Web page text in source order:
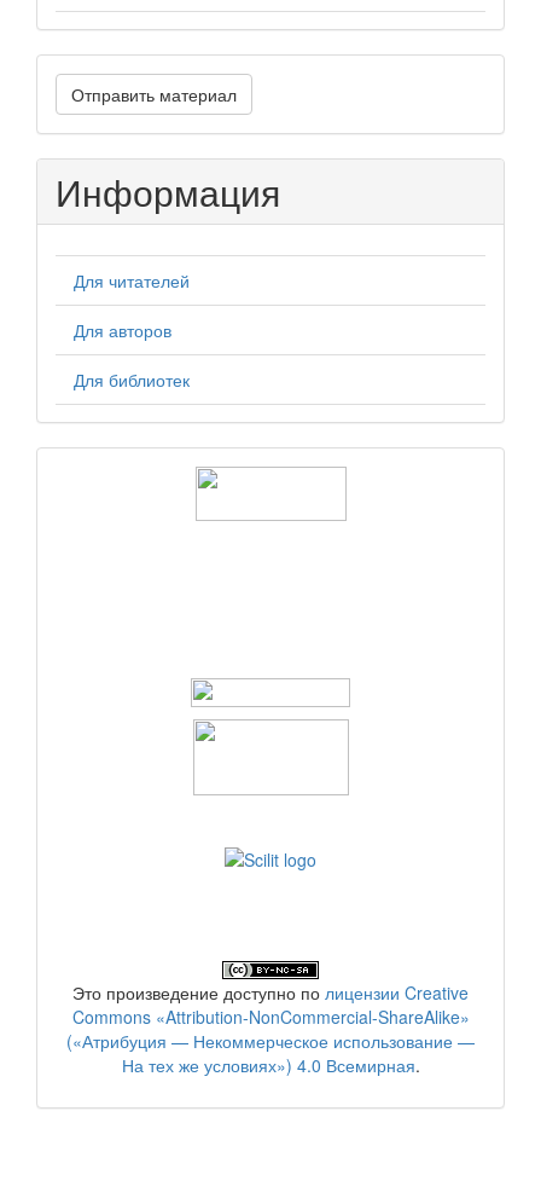
Отправить
материал
Отправить материал
Информация
Для читателей
Для авторов
Для библиотек
Это произведение доступно по лицензии Creative
Commons «Attribution-NonCommercial-ShareAlike»
(«Атрибуция — Некоммерческое использование —
На тех же условиях») 4.0 Всемирная.